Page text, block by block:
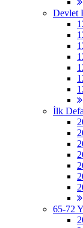
Devlet
İlk
65-72